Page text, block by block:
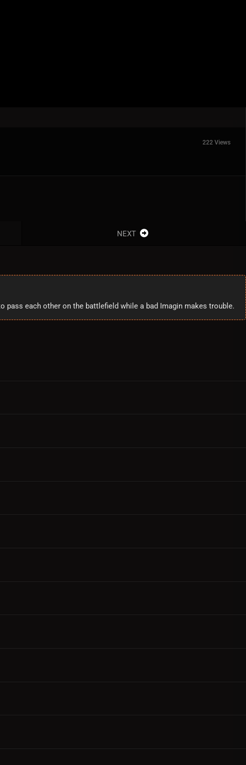
222 Views
NEXT
pass each other on the battlefield while a bad Imagin makes trouble.